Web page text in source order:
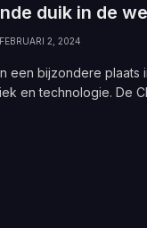
duik in de
FEBRUARI 2, 2024
een bijzondere plaats
en technologie. De